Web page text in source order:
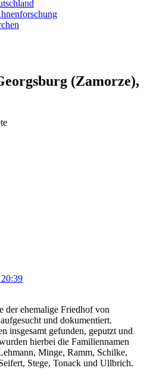
(Zamorze),
der ehemalige Friedhof von
und dokumentiert.
insgesamt gefunden, geputzt und
hierbei die Familiennamen
Minge, Ramm, Schilke,
Stege, Tonack und Ullbrich.